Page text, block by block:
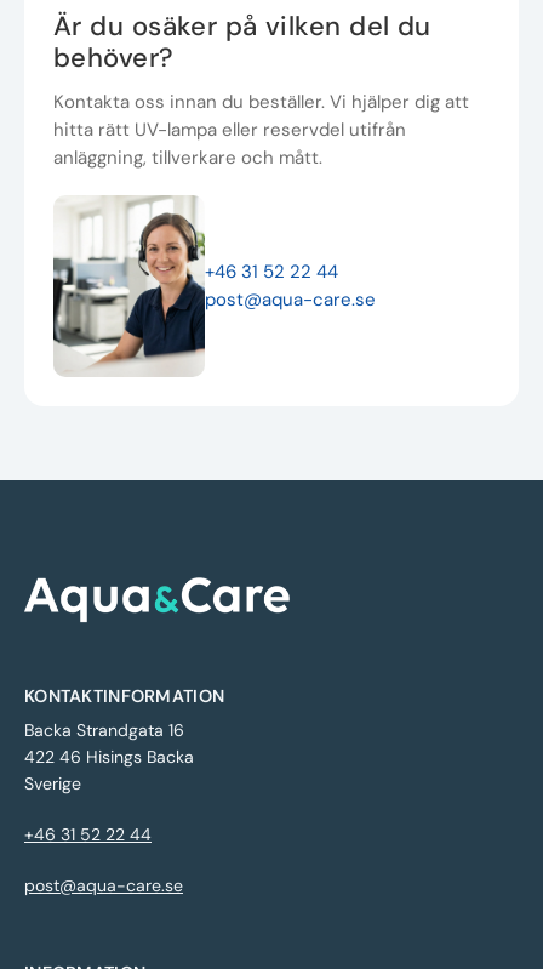
Är du osäker på vilken del du
behöver?
Kontakta oss innan du beställer. Vi hjälper dig att
hitta rätt UV-lampa eller reservdel utifrån
anläggning, tillverkare och mått.
+46 31 52 22 44
post@aqua-care.se
KONTAKTINFORMATION
Backa Strandgata 16
422 46 Hisings Backa
Sverige
+46 31 52 22 44
post@aqua-care.se